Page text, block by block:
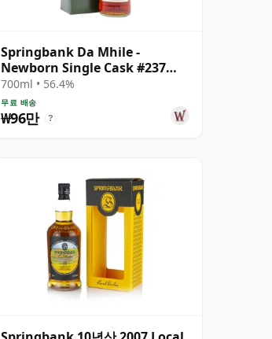
Springbank Da Mhile -
Newborn Single Cask #237
1992 15년산
700ml • 56.4%
무료 배송
₩96만 ?